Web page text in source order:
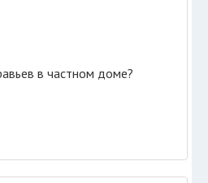
в частном доме?